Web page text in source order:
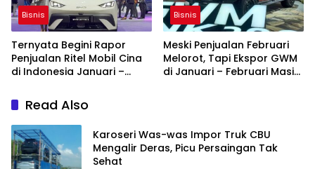
Bisnis
Ternyata Begini Rapor
Penjualan Ritel Mobil Cina
di Indonesia Januari –
Bisnis
Meski Penjualan Februari
Melorot, Tapi Ekspor GWM
di Januari – Februari Masih
Read Also
Karoseri Was-was Impor Truk CBU
Mengalir Deras, Picu Persaingan Tak
Sehat